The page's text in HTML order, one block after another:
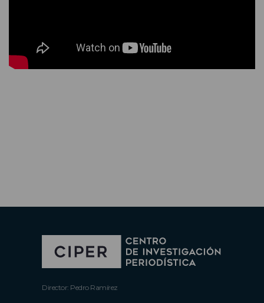
Director: Pedro Ramírez